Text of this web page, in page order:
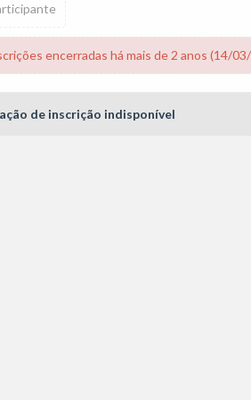
encerradas há mais de 2 anos (14/
de inscrição indisponível